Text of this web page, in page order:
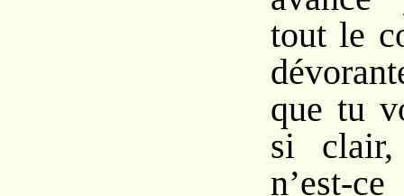
tout le
que tu
si
n’est-